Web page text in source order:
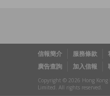
信報簡介 服務條款
廣告查詢
加入信報
Copyright © 2026 Hong Kong
Limited. All rights reserved.